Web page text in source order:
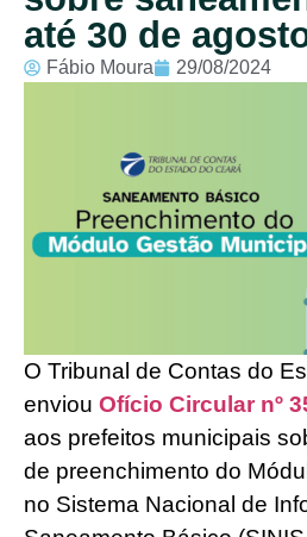
até 30 de
Fábio Moura 29/08/2024
O Tribunal de Contas do
enviou Ofício Circular nº
aos prefeitos municipais
de preenchimento do
no Sistema Nacional de